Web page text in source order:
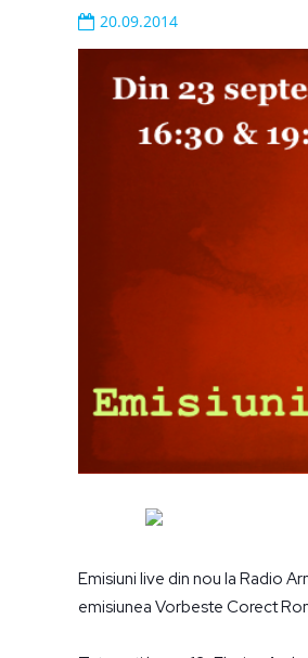
20.09.2014
Emisiuni live din nou la Radio
emisiunea Vorbeste Corect